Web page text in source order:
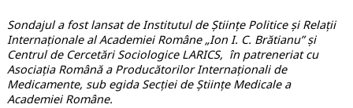
Sondajul a fost lansat de Institutul de Științe Politice și Relații
Internaționale al Academiei Române „Ion I. C. Brătianu” și
Centrul de Cercetări Sociologice LARICS, în patreneriat cu
Asociația Română a Producătorilor Internaționali de
Medicamente, sub egida Secției de Științe Medicale a
Academiei Române.